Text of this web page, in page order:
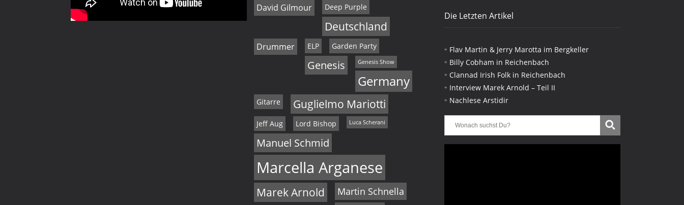
David Gilmour Deep Purple
Deutschland
Drummer ELP Garden Party
Genesis Genesis Show
Germany
Gitarre Guglielmo Mariotti
Jeff Aug Lord Bishop Luca Scherani
Manuel Schmid
Marcella Arganese
Marek Arnold Martin Schnella
Die Letzten Artikel
Flav Martin & Jerry Marotta im Bergkeller
Billy Cobham in Reichenbach
Clannad Irish Folk in Reichenbach
Interview Marek Arnold – Teil II
Nachlese Arstidir